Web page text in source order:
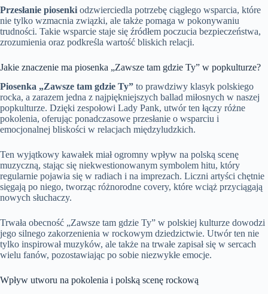
Przesłanie piosenki odzwierciedla potrzebę ciągłego wsparcia, które
nie tylko wzmacnia związki, ale także pomaga w pokonywaniu
trudności. Takie wsparcie staje się źródłem poczucia bezpieczeństwa,
zrozumienia oraz podkreśla wartość bliskich relacji.
Jakie znaczenie ma piosenka „Zawsze tam gdzie Ty” w popkulturze?
Piosenka „Zawsze tam gdzie Ty” to prawdziwy klasyk polskiego
rocka, a zarazem jedna z najpiękniejszych ballad miłosnych w naszej
popkulturze. Dzięki zespołowi Lady Pank, utwór ten łączy różne
pokolenia, oferując ponadczasowe przesłanie o wsparciu i
emocjonalnej bliskości w relacjach międzyludzkich.
Ten wyjątkowy kawałek miał ogromny wpływ na polską scenę
muzyczną, stając się niekwestionowanym symbolem hitu, który
regularnie pojawia się w radiach i na imprezach. Liczni artyści chętnie
sięgają po niego, tworząc różnorodne covery, które wciąż przyciągają
nowych słuchaczy.
Trwała obecność „Zawsze tam gdzie Ty” w polskiej kulturze dowodzi
jego silnego zakorzenienia w rockowym dziedzictwie. Utwór ten nie
tylko inspirował muzyków, ale także na trwałe zapisał się w sercach
wielu fanów, pozostawiając po sobie niezwykłe emocje.
Wpływ utworu na pokolenia i polską scenę rockową